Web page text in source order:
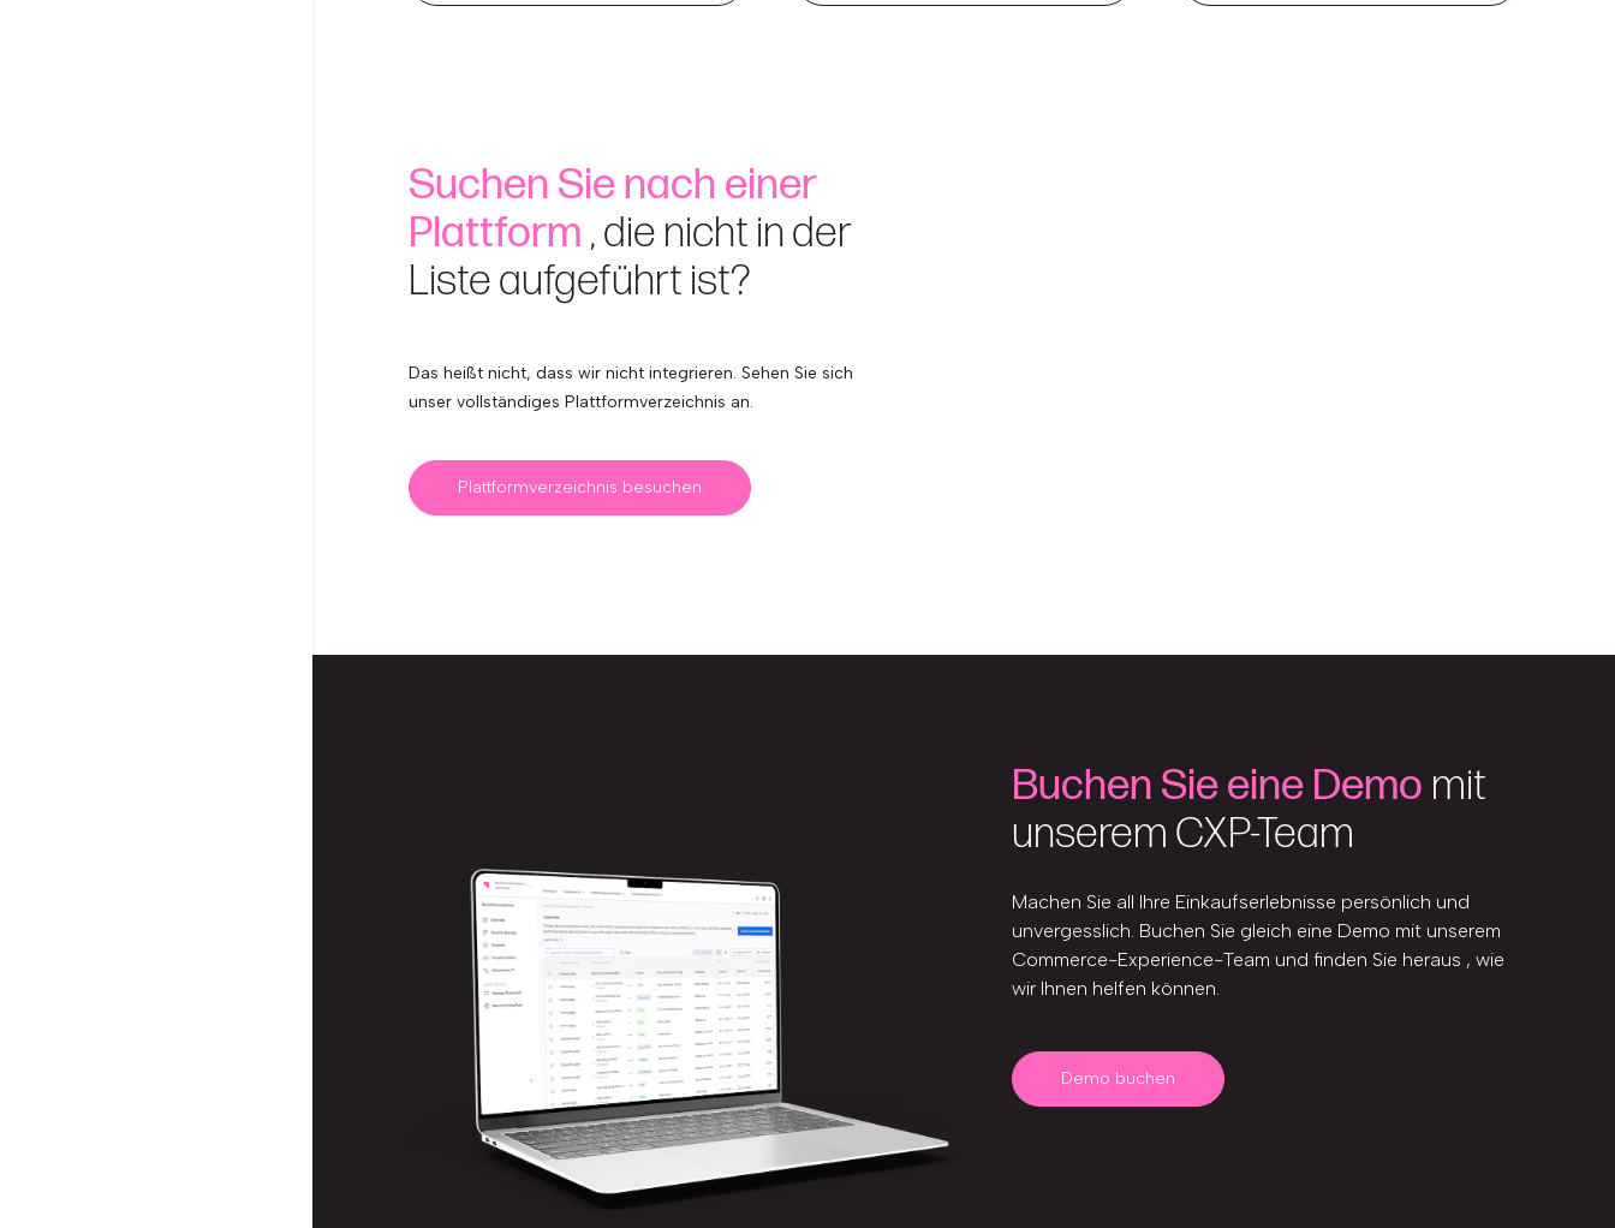
Suchen Sie nach einer
Plattform , die nicht in der
Liste aufgeführt ist?
Das heißt nicht, dass wir nicht integrieren. Sehen Sie sich
unser vollständiges Plattformverzeichnis an.
Plattformverzeichnis besuchen
Buchen Sie eine Demo mit
unserem CXP-Team
Machen Sie all Ihre Einkaufserlebnisse persönlich und
unvergesslich. Buchen Sie gleich eine Demo mit unserem
Commerce-Experience-Team und finden Sie heraus , wie
wir Ihnen helfen können.
Demo buchen